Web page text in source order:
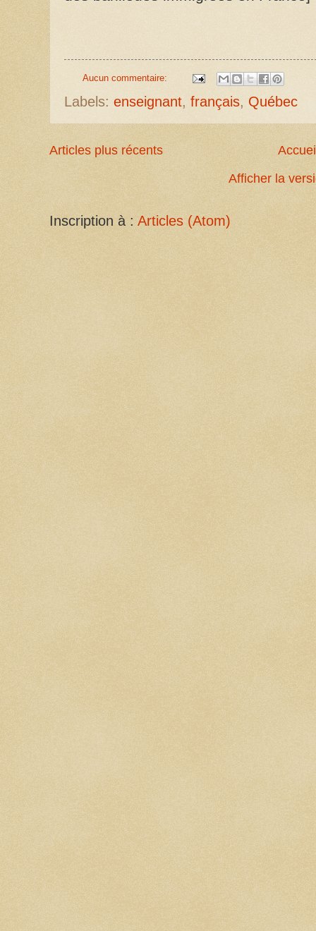
Aucun commentaire:
Labels: enseignant, français, Québec
Articles plus récents
Afficher la
Inscription à : Articles (Atom)